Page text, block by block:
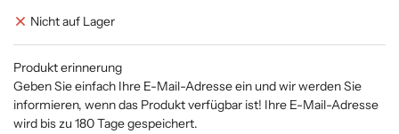
Nicht auf Lager
Produkt erinnerung
Geben Sie einfach Ihre E-Mail-Adresse ein und wir werden Sie
informieren, wenn das Produkt verfügbar ist! Ihre E-Mail-Adresse
wird bis zu 180 Tage gespeichert.